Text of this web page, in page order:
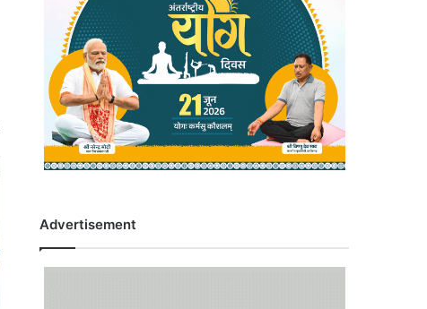
Advertisement